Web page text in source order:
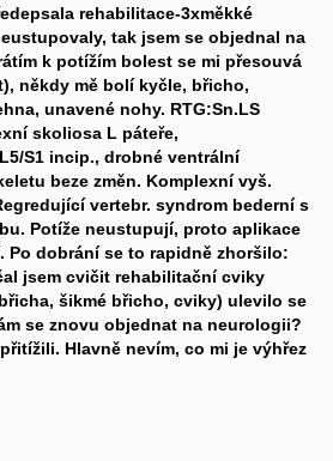
rehabilitace-3xměkké
tak jsem se objednal na
k potížím bolest se mi přesouvá
někdy mě bolí kyčle, břicho,
unavené nohy. RTG:Sn.LS
skoliosa L páteře,
S1 incip., drobné ventrální
beze změn. Komplexní vyš.
vertebr. syndrom bederní s
Potíže neustupují, proto aplikace
Po dobrání se to rapidně zhoršilo:
jsem cvičit rehabilitační cviky
šikmé břicho, cviky) ulevilo se
se znovu objednat na neurologii?
Hlavně nevím, co mi je výhřez